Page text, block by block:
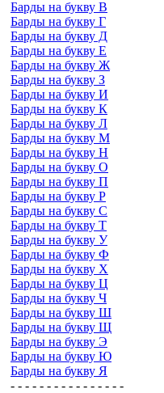
Барды на букву В
Барды на букву Г
Барды на букву Д
Барды на букву Е
Барды на букву Ж
Барды на букву З
Барды на букву И
Барды на букву К
Барды на букву Л
Барды на букву М
Барды на букву Н
Барды на букву О
Барды на букву П
Барды на букву Р
Барды на букву С
Барды на букву Т
Барды на букву У
Барды на букву Ф
Барды на букву Х
Барды на букву Ц
Барды на букву Ч
Барды на букву Ш
Барды на букву Щ
Барды на букву Э
Барды на букву Ю
Барды на букву Я
- - - - - - - - - - - - - - - -